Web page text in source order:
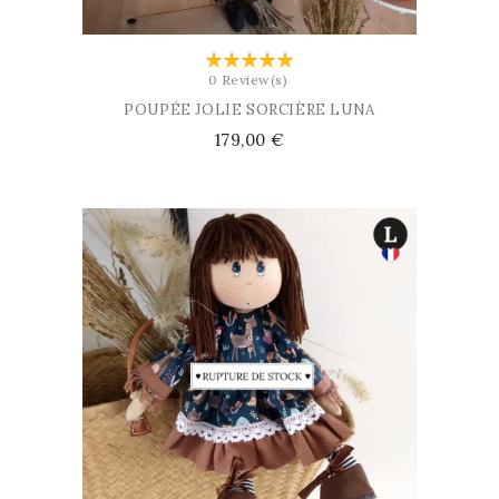
0 Review(s)
POUPÉE JOLIE SORCIÈRE LUNA
Prix
179,00 €